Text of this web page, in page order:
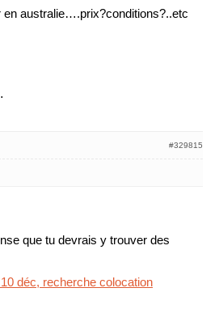
en australie….prix?conditions?..etc
#329815
que tu devrais y trouver des
déc, recherche colocation